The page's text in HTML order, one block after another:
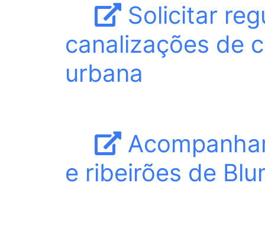
Solicitar
canalizações de
urbana
e ribeirões de